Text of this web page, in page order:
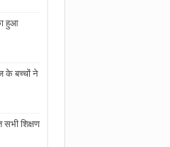
हुआ
के बच्चों ने
शिक्षण